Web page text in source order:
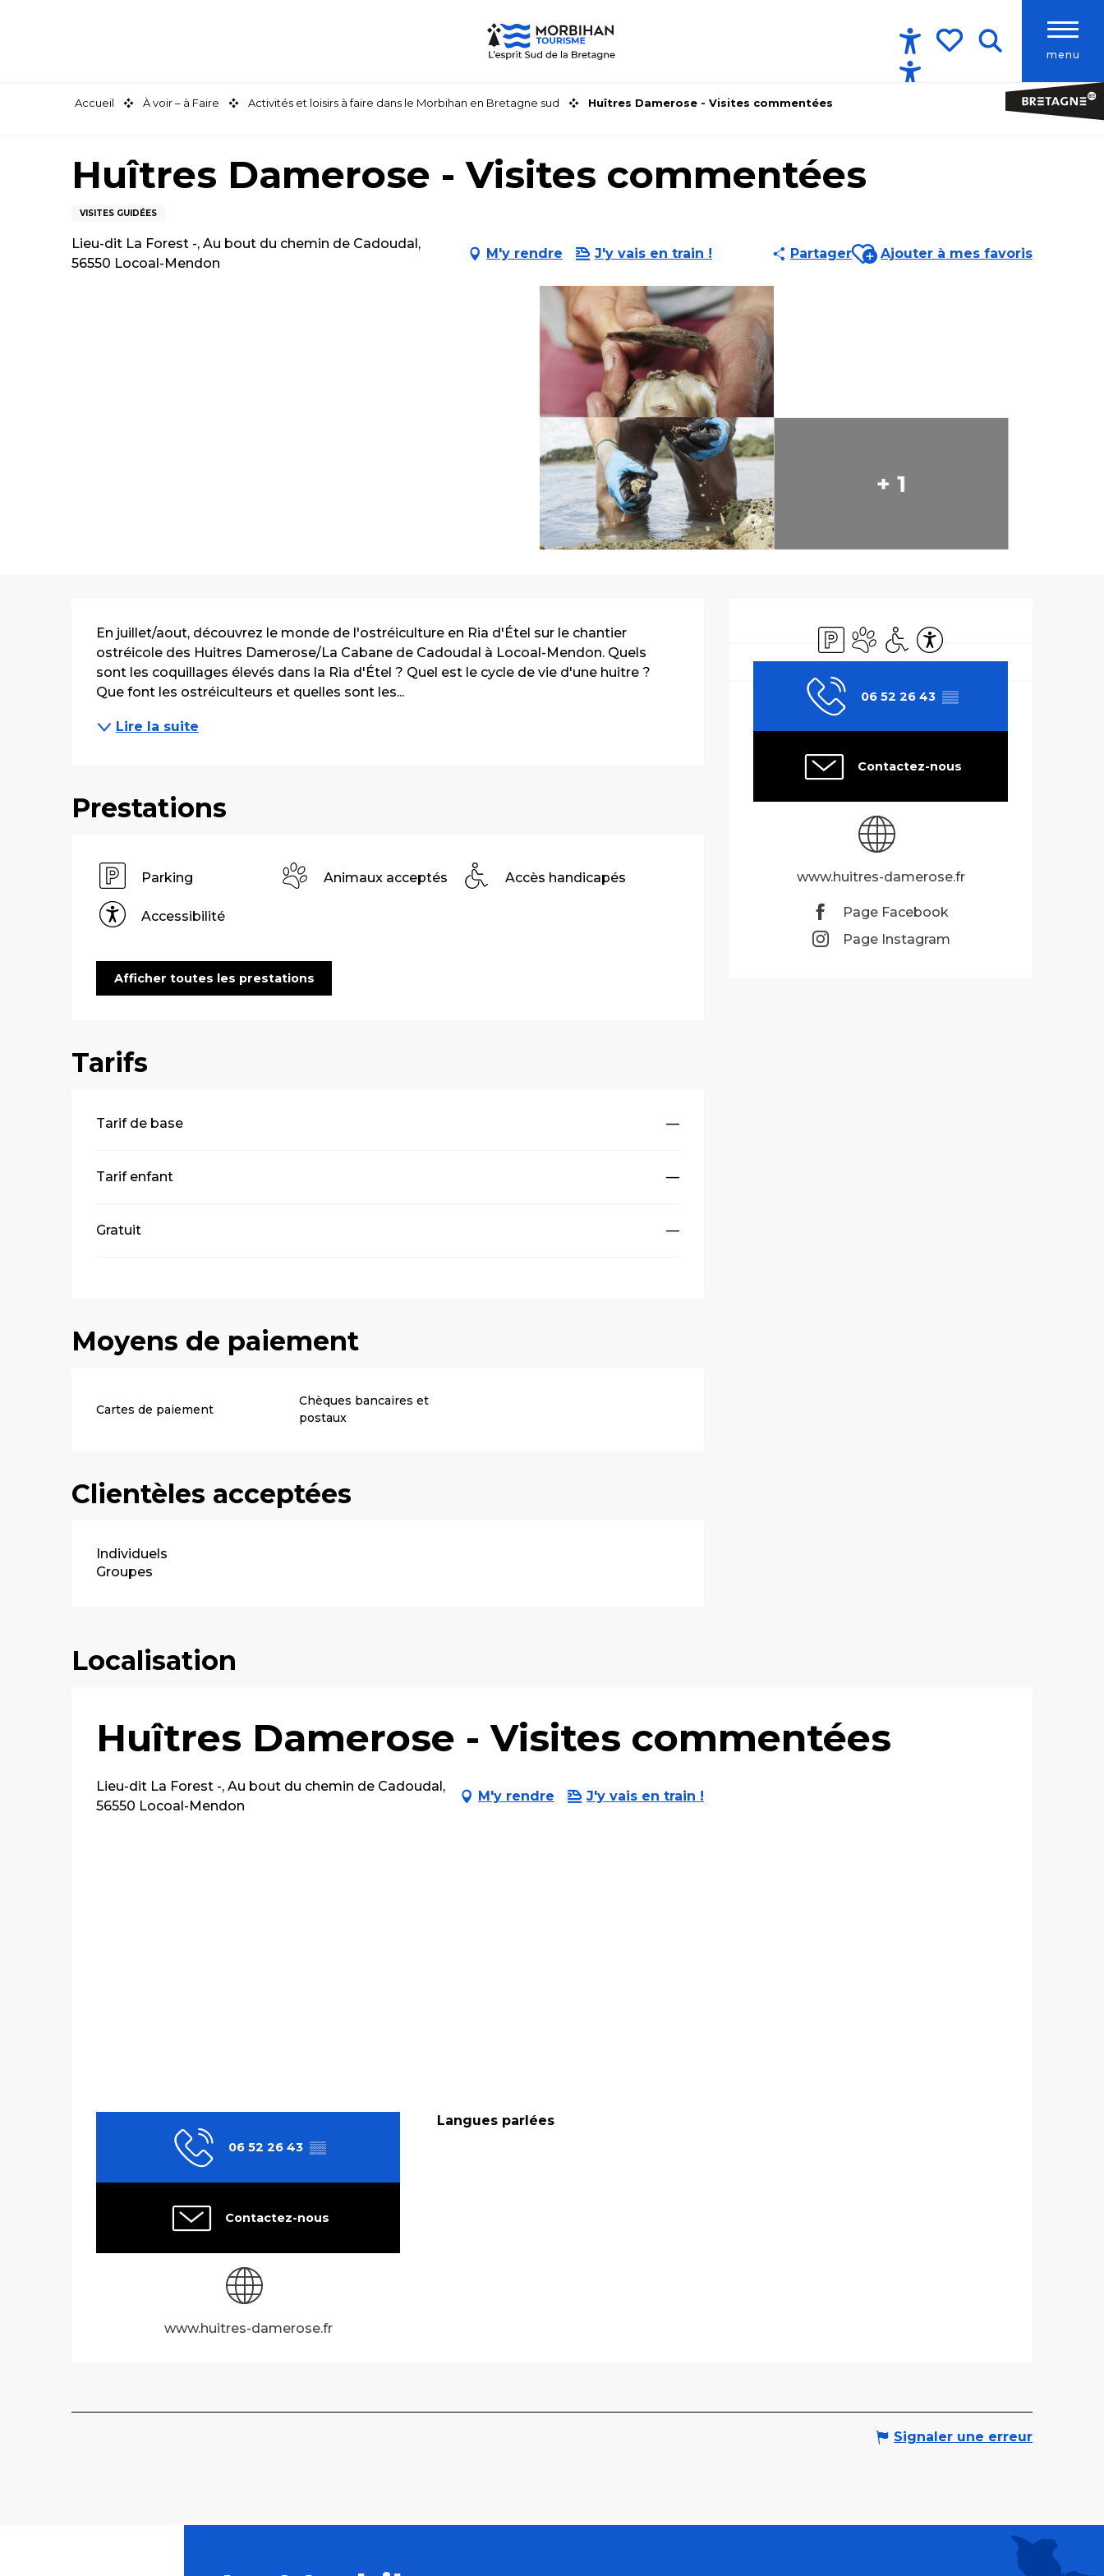
menu
Accessibilité
Accueil À voir – à Faire Activités et loisirs à faire dans le Morbihan en Bretagne sud Huîtres Damerose - Visites commentées
Huîtres Damerose - Visites commentées
VISITES GUIDÉES
Lieu-dit La Forest -, Au bout du chemin de Cadoudal,
56550 Locoal-Mendon
M'y rendre J'y vais en train ! PartagerAjouter aux favoris
Ajouter à mes favoris
+ 1
Ouverture et
ParkingAnimaux acceptés
Accès handicapés
Accessibilité
06 52 26 43 ▒▒
Contactez-nous
www.huitres-damerose.fr
Page Facebook
Page Instagram
Description
En juillet/aout, découvrez le monde de l'ostréiculture en Ria d'Étel sur le chantier
ostréicole des Huitres Damerose/La Cabane de Cadoudal à Locoal-Mendon. Quels
sont les coquillages élevés dans la Ria d'Étel ? Quel est le cycle de vie d'une huitre ?
Que font les ostréiculteurs et quelles sont les...
Lire la suite
Prestations
Parking Animaux acceptés Accès handicapés
Accessibilité
Afficher toutes les prestations
Tarifs
Tarifs 2026
Tarif de base —
Tarif enfant —
Gratuit —
Moyens de paiement
Cartes de paiement
Chèques bancaires et
postaux
Clientèles acceptées
Individuels
Groupes
Localisation
Huîtres Damerose - Visites commentées
Lieu-dit La Forest -, Au bout du chemin de Cadoudal,
56550 Locoal-Mendon
M'y rendre J'y vais en train !
06 52 26 43 ▒▒
Contactez-nous
www.huitres-damerose.fr
Langues parlées
Langues parlées
Signaler une erreur